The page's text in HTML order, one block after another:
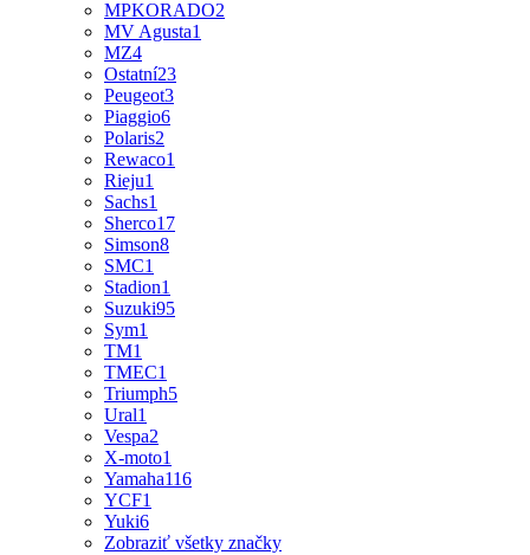
MPKORADO2
MV Agusta1
MZ4
Ostatní23
Peugeot3
Piaggio6
Polaris2
Rewaco1
Rieju1
Sachs1
Sherco17
Simson8
SMC1
Stadion1
Suzuki95
Sym1
TM1
TMEC1
Triumph5
Ural1
Vespa2
X-moto1
Yamaha116
YCF1
Yuki6
Zobraziť všetky značky